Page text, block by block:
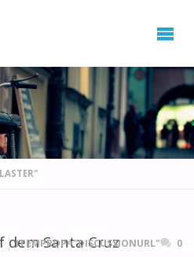
dem Santa Cruz
ITEMPROP="DISCUSSIONURL" 0